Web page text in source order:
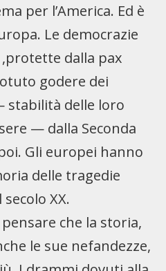
per l’America. Ed è
Le democrazie
dalla pax
godere dei
stabilità delle loro
— dalla Seconda
Gli europei hanno
delle tragedie
XX.
che la storia,
le sue nefandezze,